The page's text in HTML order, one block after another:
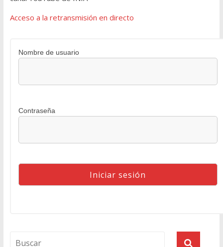
Acceso a la retransmisión en directo
Nombre de usuario
Contraseña